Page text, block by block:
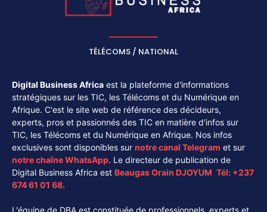
TÉLÉCOMS / NATIONAL
Digital Business Africa est la plateforme d'informations
stratégiques sur les TIC, les Télécoms et du Numérique en
Afrique. C'est le site web de référence des décideurs,
experts, pros et passionnés des TIC en matière d'infos sur
TIC, les Télécoms et du Numérique en Afrique. Nos infos
exclusives sont disponibles sur notre canal Telegram et sur
notre chaîneWhatsApp. Le directeur de publication de
Digital Business Africa est Beaugas Orain DJOYUM. Tél: +237
674 61 01 68.